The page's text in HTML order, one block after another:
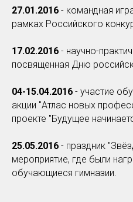
27.01.2016 - командная
рамках Российского
17.02.2016 - научно-
посвященная Дню
04-15.04.2016 - участие
акции "Атлас новых
проекте "Будущее
25.05.2016 - праздник
мероприятие, где были
обучающиеся гимназии.